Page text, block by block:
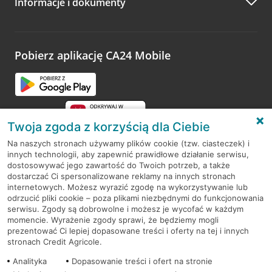
Zachęcamy do podzielenia się z nami opinią o wizycie.
opinie.
Pobierz aplikację CA24 Mobile
RODO
Regulamin serwisu
Mapa serwisu
PolitykaCookies
Twoja zgoda z korzyścią dla Ciebie
Na naszych stronach używamy plików cookie (tzw. ciasteczek) i
innych technologii, aby zapewnić prawidłowe działanie serwisu,
dostosowywać jego zawartość do Twoich potrzeb, a także
dostarczać Ci spersonalizowane reklamy na innych stronach
internetowych. Możesz wyrazić zgodę na wykorzystywanie lub
odrzucić pliki cookie – poza plikami niezbędnymi do funkcjonowania
serwisu. Zgody są dobrowolne i możesz je wycofać w każdym
momencie. Wyrażenie zgody sprawi, że będziemy mogli
prezentować Ci lepiej dopasowane treści i oferty na tej i innych
stronach Credit Agricole.
Analityka
Dopasowanie treści i ofert na stronie